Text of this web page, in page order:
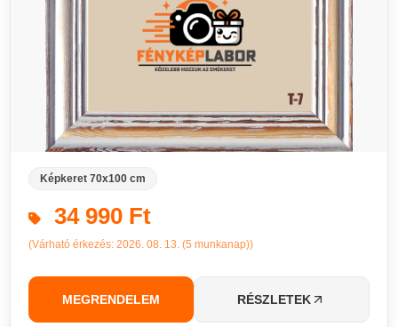
Képkeret 70x100 cm
34 990 Ft
(Várható érkezés: 2026. 08. 13. (5 munkanap))
MEGRENDELEM RÉSZLETEK